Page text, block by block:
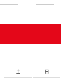
土 日